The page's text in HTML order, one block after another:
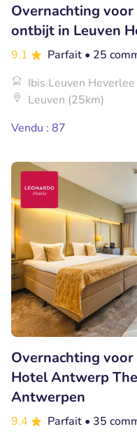
Overnachting
ontbijt in Leuven
9.1 Parfait • 25
Ibis Leuven Heverlee
Leuven (25km)
Vendu : 87
Overnachting
Hotel Antwerp
Antwerpen
9.4 Parfait • 35